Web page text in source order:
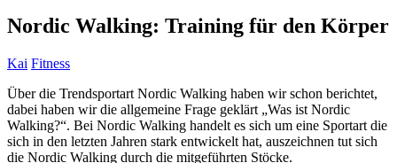
Nordic Walking: Training für den Körper
Kai Fitness
Über die Trendsportart Nordic Walking haben wir schon berichtet,
dabei haben wir die allgemeine Frage geklärt „Was ist Nordic
Walking?“. Bei Nordic Walking handelt es sich um eine Sportart die
sich in den letzten Jahren stark entwickelt hat, auszeichnen tut sich
die Nordic Walking durch die mitgeführten Stöcke.